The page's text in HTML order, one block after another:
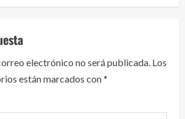
electrónico no será publicada. Los
están marcados con*